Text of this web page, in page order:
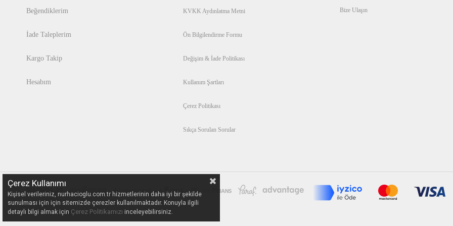
Beğendiklerim
İade Taleplerim
Kargo Takip
Hesabım
KVKK Aydınlatma Metni
Ön Bilgilendirme Formu
Değişim & İade Politikası
Kullanım Şartları
Çerez Politikası
Sıkça Sorulan Sorular
Bize Ulaşın
Çerez Kullanımı
Kişisel verileriniz, nurhacioglu.com.tr hizmetlerinin daha iyi bir şekilde
sunulması için için sitemizde çerezler kullanılmaktadır. Konuyla ilgili
detaylı bilgi almak için Çerez Politikamızı inceleyebilirsiniz.